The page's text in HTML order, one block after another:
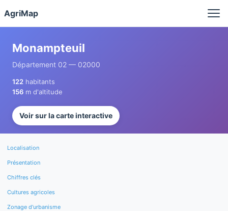
AgriMap
Monampteuil
Département 02 — 02000
122 habitants
156 m d'altitude
Voir sur la carte interactive
Localisation
Présentation
Chiffres clés
Cultures agricoles
Zonage d'urbanisme